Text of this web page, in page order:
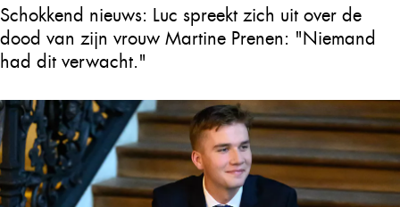
Schokkend nieuws: Luc spreekt zich uit over de
dood van zijn vrouw Martine Prenen: "Niemand
had dit verwacht."